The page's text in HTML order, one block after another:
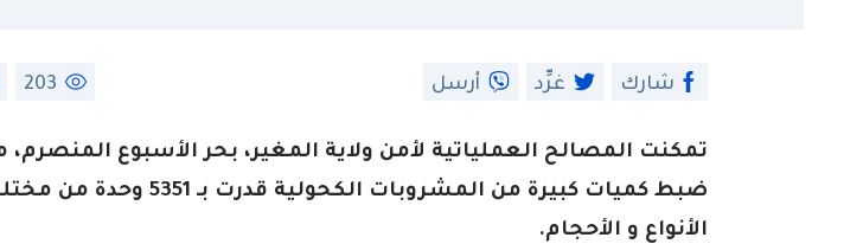
شارك غرِّد أرسل 203
تمكنت المصالح العملياتية لأمن ولاية المغير، بحر الأسبوع المنصرم،
ضبط كميات كبيرة من المشروبات الكحولية قدرت بـ 5351 وحدة
الأنواع و الأحجام.